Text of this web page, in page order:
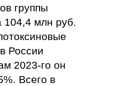
группы
104,4 млн руб.
России
2023-го он
Всего в